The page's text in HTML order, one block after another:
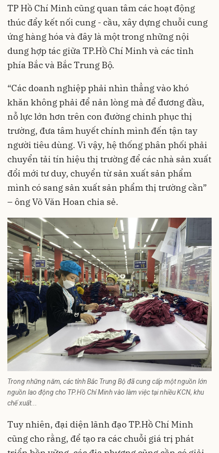
TP Hồ Chí Minh cũng quan tâm các hoạt động
thúc đẩy kết nối cung - cầu, xây dựng chuỗi cung
ứng hàng hóa và đây là một trong những nội
dung hợp tác giữa TP.Hồ Chí Minh và các tỉnh
phía Bắc và Bắc Trung Bộ.
“Các doanh nghiệp phải nhìn thẳng vào khó
khăn không phải để nản lòng mà để đương đầu,
nỗ lực lớn hơn trên con đường chinh phục thị
trường, đưa tâm huyết chính mình đến tận tay
người tiêu dùng. Vì vậy, hệ thống phân phối phải
chuyển tải tín hiệu thị trường để các nhà sản xuất
đổi mới tư duy, chuyển từ sản xuất sản phẩm
mình có sang sản xuất sản phẩm thị trường cần”
– ông Võ Văn Hoan chia sẻ.
Trong những năm, các tỉnh Bắc Trung Bộ đã cung cấp một nguồn lớn
nguồn lao động cho TP.Hồ Chí Minh vào làm việc tại nhiều KCN, khu
chế xuất...
Tuy nhiên, đại diện lãnh đạo TP.Hồ Chí Minh
cũng cho rằng, để tạo ra các chuỗi giá trị phát